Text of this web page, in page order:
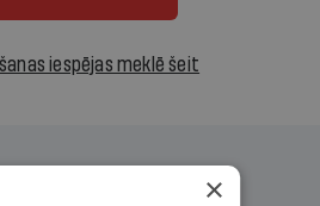
iespējas meklē šeit
×